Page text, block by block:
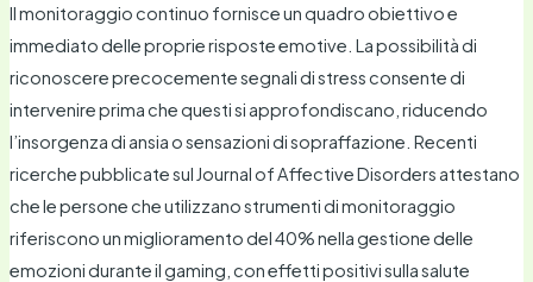
Il monitoraggio continuo fornisce un quadro obiettivo e
immediato delle proprie risposte emotive. La possibilità di
riconoscere precocemente segnali di stress consente di
intervenire prima che questi si approfondiscano, riducendo
l’insorgenza di ansia o sensazioni di sopraffazione. Recenti
ricerche pubblicate sul Journal of Affective Disorders attestano
che le persone che utilizzano strumenti di monitoraggio
riferiscono un miglioramento del 40% nella gestione delle
emozioni durante il gaming, con effetti positivi sulla salute